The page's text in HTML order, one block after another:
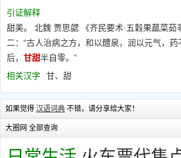
引证解释
甜美。 北魏 贾思勰 《齐民要术·五穀果蓏菜
二：“古人治病之方，和以醴泉，润以元气，药
后， 甘甜半自零。”
相关汉字
甘、甜
如果觉得 汉语词典 不错，请分享给大家！
大圈网 全部查询